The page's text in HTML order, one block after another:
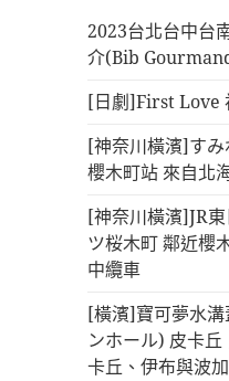
2023台北台中台
介(Bib
[日劇]First Love
[神奈川橫濱]す
櫻木町站 來自北
[神奈川橫濱]JR
ツ桜木町 鄰近櫻
中纜車
[橫濱]寶可夢水
ンホール) 皮卡
卡丘、伊布與波